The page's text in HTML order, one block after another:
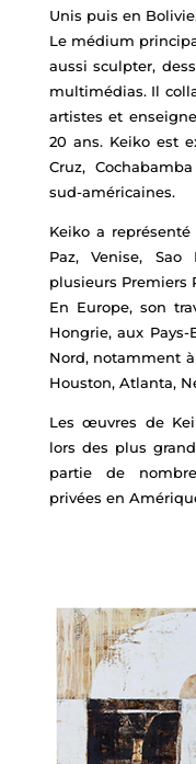
Unis puis en
Le médium
aussi sculpter,
multimédias. Il
artistes et
20 ans. Keiko est
Cruz,
sud-américaines.
Keiko a
Paz, Venise,
plusieurs Premiers
En Europe, son
Hongrie, aux
Nord, notamment
Houston, Atlanta,
Les œuvres de
lors des plus
partie de
privées en